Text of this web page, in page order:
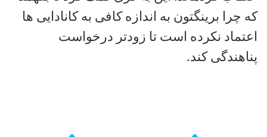
که چرا برینگتون به اندازه کافی به کانادایی ها
اعتماد نکرده است تا زودتر درخواست
پناهندگی کند.